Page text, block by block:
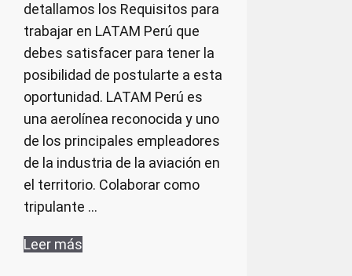
detallamos los Requisitos para
trabajar en LATAM Perú que
debes satisfacer para tener la
posibilidad de postularte a esta
oportunidad. LATAM Perú es
una aerolínea reconocida y uno
de los principales empleadores
de la industria de la aviación en
el territorio. Colaborar como
tripulante …
Leer más